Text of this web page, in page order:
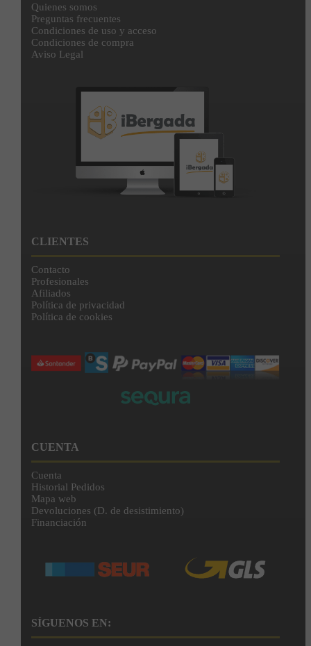
Quienes somos
Preguntas frecuentes
Condiciones de uso y acceso
Condiciones de compra
Aviso Legal
CLIENTES
Contacto
Profesionales
Afiliados
Política de privacidad
Política de cookies
CUENTA
Cuenta
Historial Pedidos
Mapa web
Devoluciones (D. de desistimiento)
Financiación
SÍGUENOS EN: